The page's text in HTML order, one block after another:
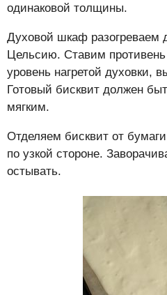
одинаковой толщины.
Духовой шкаф разогреваем
Цельсию. Ставим
уровень нагретой духовки,
Готовый бисквит должен
мягким.
Отделяем бисквит от
по узкой стороне.
остывать.